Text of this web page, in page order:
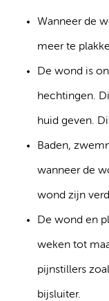
Wanneer de
meer te
De wond is
hechtingen.
huid geven.
Baden,
wanneer de
wond zijn
De wond en
weken tot
pijnstillers
bijsluiter.